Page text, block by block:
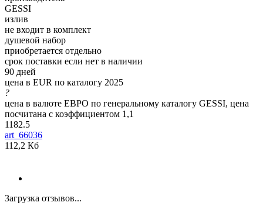
GESSI
излив
не входит в комплект
душевой набор
приобретается отдельно
срок поставки если нет в наличии
90 дней
цена в EUR по каталогу 2025
?
цена в валюте ЕВРО по генеральному каталогу GESSI, цена
посчитана с коэффициентом 1,1
1182.5
art_66036
112,2 Кб
Загрузка отзывов...